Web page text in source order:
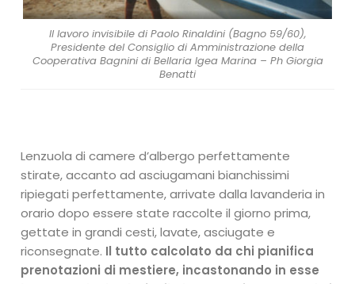
Il lavoro invisibile di Paolo Rinaldini (Bagno 59/60),
Presidente del Consiglio di Amministrazione della
Cooperativa Bagnini di Bellaria Igea Marina – Ph Giorgia
Benatti
Lenzuola di camere d’albergo perfettamente
stirate, accanto ad asciugamani bianchissimi
ripiegati perfettamente, arrivate dalla lavanderia in
orario dopo essere state raccolte il giorno prima,
gettate in grandi cesti, lavate, asciugate e
riconsegnate. Il tutto calcolato da chi pianifica
prenotazioni di mestiere, incastonando in esse